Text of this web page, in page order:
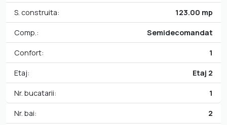
S. construita: 123.00 mp
Comp.: Semidecomandat
Confort: 1
Etaj: Etaj 2
Nr. bucatarii: 1
Nr. bai: 2